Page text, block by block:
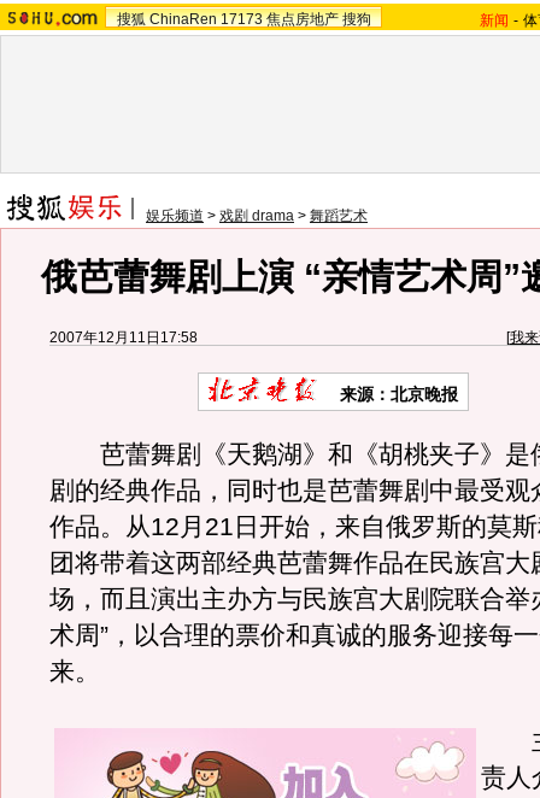
搜狐 ChinaRen 17173 焦点房地产 搜狗 新闻 -
娱乐频道 > 戏剧 drama > 舞蹈艺术
俄芭蕾舞剧上演 “亲情艺术周”
2007年12月11日17:58 [我
来源：北京晚报
芭蕾舞剧《天鹅湖》和《胡桃夹子》是
剧的经典作品，同时也是芭蕾舞剧中最受观
作品。从12月21日开始，来自俄罗斯的莫
团将带着这两部经典芭蕾舞作品在民族宫大
场，而且演出主办方与民族宫大剧院联合举
术周”，以合理的票价和真诚的服务迎接每
来。
主
责人